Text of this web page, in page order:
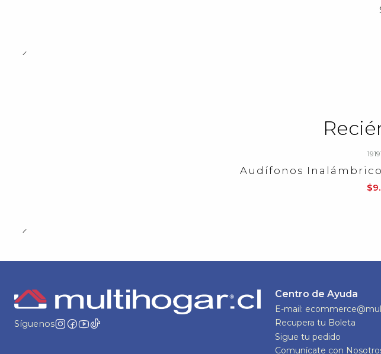
Audífonos
Síguenos
Centro de Ayuda
E-mail:
Recupera tu Boleta
Sigue tu pedido
Comunícate con